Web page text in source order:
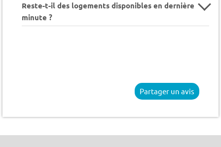
Reste-t-il des logements disponibles en dernière
minute ?
Partager un avis